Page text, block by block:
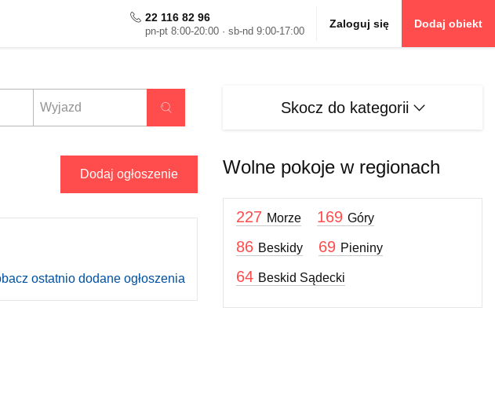
22 116 82 96
pn-pt 8:00-20:00 · sb-nd 9:00-17:00
Zaloguj się Dodaj obiekt
Szukaj oferty
Dodaj ogłoszenie
ostatnio dodane ogłoszenia
Skocz do kategorii
Wolne pokoje w regionach
227 Morze 169Góry
86 Beskidy 69 Pieniny
64 Beskid Sądecki